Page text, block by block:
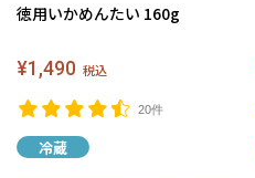
徳用いかめんたい 160g
20件
¥1,490 税込
冷蔵